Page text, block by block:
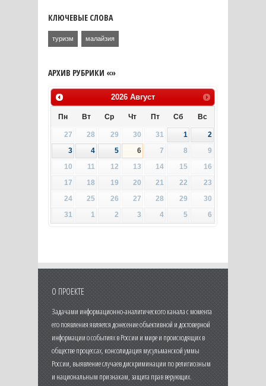
КЛЮЧЕВЫЕ СЛОВА
туризм малайзия
АРХИВ РУБРИКИ «»
2026 Август
Пн Вт Ср Чт Пт Сб Вс
27 28 29 30 31 1
2
3
4 5 6 7 8
9
10
11 12 13 14 15
16
17
18 19 20 21 22
23
24
25 26 27 28 29
30
31
1 2 3 4 5 6
О ПРОЕКТЕ
Задачами информационно-аналитического канала с момента
его появления является донесение объективной и достоверной
информации о событиях в России и мире и происходящих в
обществе процессах, консолидация мусульманской уммы
России, выявление случаев дискриминации по религиозным
и национальным признакам, защита прав верующих.